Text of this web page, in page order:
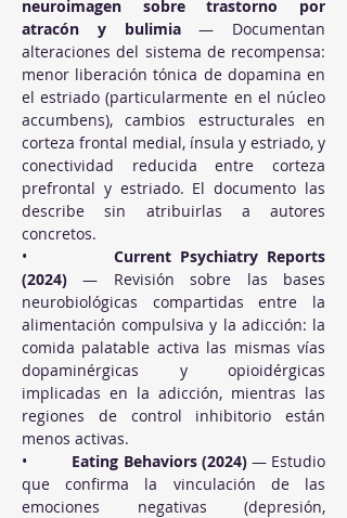
neuroimagen sobre trastorno por
atracón y bulimia — Documentan
alteraciones del sistema de recompensa:
menor liberación tónica de dopamina en
el estriado (particularmente en el núcleo
accumbens), cambios estructurales en
corteza frontal medial, ínsula y estriado, y
conectividad reducida entre corteza
prefrontal y estriado. El documento las
describe sin atribuirlas a autores
concretos.
• Current Psychiatry Reports
(2024) — Revisión sobre las bases
neurobiológicas compartidas entre la
alimentación compulsiva y la adicción: la
comida palatable activa las mismas vías
dopaminérgicas y opioidérgicas
implicadas en la adicción, mientras las
regiones de control inhibitorio están
menos activas.
• Eating Behaviors (2024) — Estudio
que confirma la vinculación de las
emociones negativas (depresión,